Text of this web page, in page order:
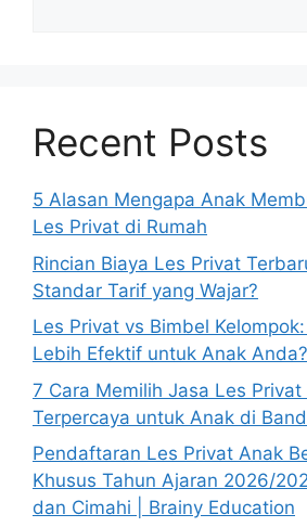
Recent Posts
5 Alasan Mengapa Anak
Les Privat di Rumah
Rincian Biaya Les Privat
Standar Tarif yang Wajar?
Les Privat vs Bimbel
Lebih Efektif untuk Anak Anda?
7 Cara Memilih Jasa Les
Terpercaya untuk Anak di
Pendaftaran Les Privat Anak
Khusus Tahun Ajaran 2026/
dan Cimahi | Brainy Education